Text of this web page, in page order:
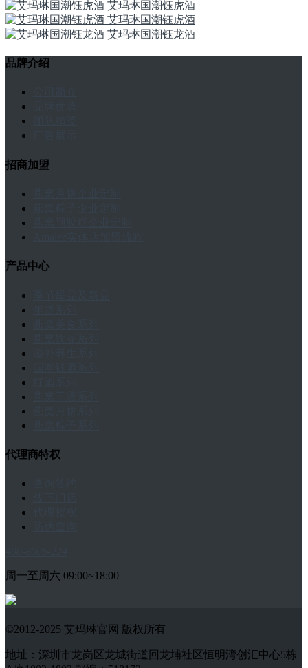
艾玛琳国潮钰虎酒
艾玛琳国潮钰虎酒
艾玛琳国潮钰龙酒
品牌介绍
招商加盟
产品中心
代理商特权
周一至周六 09:00~18:00
©2012-2025 艾玛琳官网 版权所有
地址：深圳市龙岗区龙城街道回龙埔社区恒明湾创汇中心5栋